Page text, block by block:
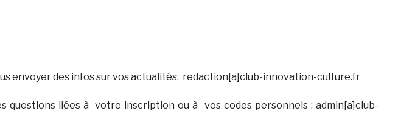
envoyer des infos sur vos actualités: redaction[a]club-innovation-culture.fr
questions liées à votre inscription ou à vos codes personnels : admin[a]club-